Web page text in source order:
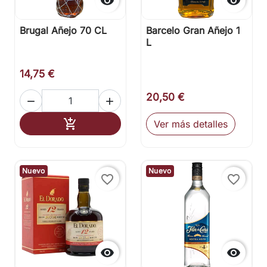
Brugal Añejo 70 CL
14,75 €
 
 Añadir al carrito
Barcelo Gran Añejo 1
L
20,50 €
Ver más detalles
Nuevo

favorite_border
Nuevo

favorite_border